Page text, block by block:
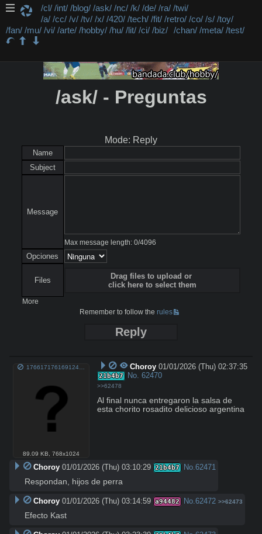
/cl/ /int/ /blog/ /ask/ /nc/ /k/ /de/ /ra/ /twi/
/a/ /cc/ /v/ /tv/ /x/ /420/ /tech/ /fit/ /retro/ /co/ /s/ /toy/
/fan/ /mu/ /vi/ /arte/ /hobby/ /hu/ /lit/ /ci/ /biz/ /chan/ /meta/ /test/
/ask/ - Preguntas
Mode: Reply
Name
Subject
Message
Max message length: 0/4096
Opciones
Files
Drag files to upload or
click here to select them
More
Remember to follow therules
Reply
89.09 KB ,768x1024
Choroy 01/01/2026 (Thu) 02:37:35
21b4b7 No. 62470
>>62478
Al final nunca entregaron la salsa de
esta chorito rosadito delicioso argentina
Choroy 01/01/2026 (Thu) 03:10:29 21b4b7 No.62471
Respondan, hijos de perra
Choroy 01/01/2026 (Thu) 03:14:59 a94482 No.62472 >>62473
Efecto Kast